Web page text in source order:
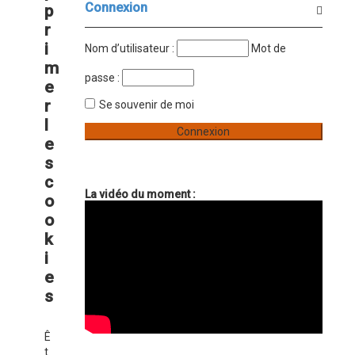
r
c
p
r
i
m
e
r
l
e
s
c
o
o
k
i
e
s
Ê
t
Connexion
Nom d’utilisateur : Mot de
passe :
Se souvenir de moi
La vidéo du moment :